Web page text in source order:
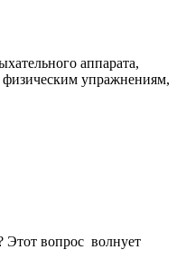
аппарата,
физическим упражнениям,
Этот вопрос волнует